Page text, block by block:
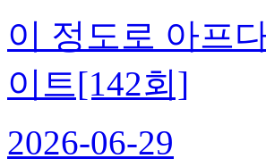
이 정도로 아프
이트[142회]
2026-06-29